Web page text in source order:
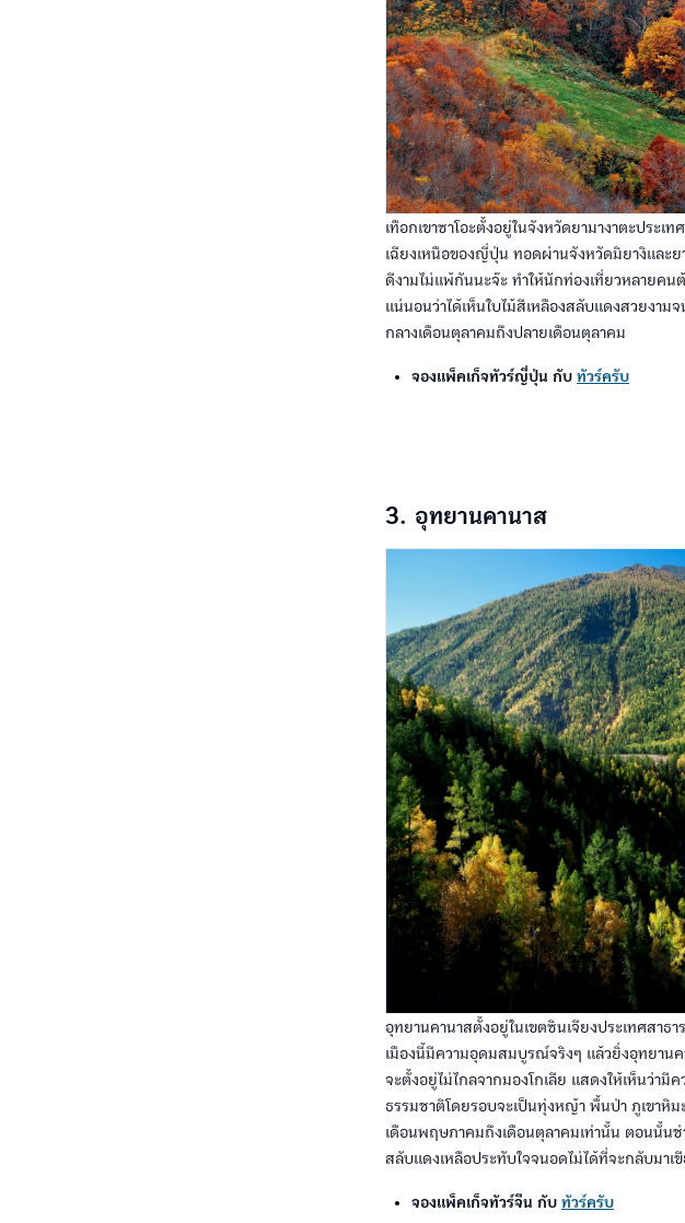
เทือกเขาซาโอะตั้งอยู่ในจังหวัดยามางาตะประ
เฉียงเหนือของญี่ปุ่น ทอดผ่านจังหวัดมิยางิและย
ดีงามไม่แพ้กันนะจ๊ะ ทำให้นักท่องเที่ยวหลายค
แน่นอนว่าได้เห็นใบไม้สีเหลืองสลับแดงสวยงาม
กลางเดือนตุลาคมถึงปลายเดือนตุลาคม
จองแพ็คเก็จทัวร์ญี่ปุ่น กับ ทัวร์ครับ
3. อุทยานคานาส
อุทยานคานาสตั้งอยู่ในเขตซินเจียงประเทศสา
เมืองนี้มีความอุดมสมบูรณ์จริงๆ แล้วยิ่งอุทยาน
จะตั้งอยู่ไม่ไกลจากมองโกเลีย แสดงให้เห็นว่า
ธรรมชาติโดยรอบจะเป็นทุ่งหญ้า พื้นป่า ภูเขาหิ
เดือนพฤษภาคมถึงเดือนตุลาคมเท่านั้น ตอนนั้นช่
สลับแดงเหลือประทับใจจนอดไม่ได้ที่จะกลับมาเ
จองแพ็คเก็จทัวร์จีน กับ ทัวร์ครับ